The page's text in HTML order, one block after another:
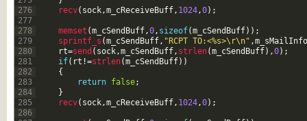
276
277
278
279
280
281
282
283
284
285
286
recv( sock ,m_cReceiveBuff , 1024 ,0) ;
memset (m_cSendBuff ,0 , sizeof(m_cSendBuff) ) ;
sprintf_s (m_cSendBuff , "RCPT TO:<%s>\r\n" ,m_sMailInfo
rt=send ( sock ,m_cSendBuff , strlen(m_cSendBuff) ,0) ;
if( rt !=strlen(m_cSendBuff) )
{
return false;
}
recv( sock ,m_cReceiveBuff , 1024 ,0) ;